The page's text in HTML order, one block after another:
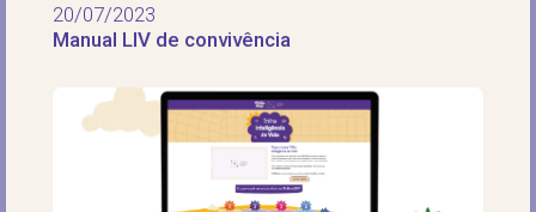
20/07/2023
Manual LIV de convivência